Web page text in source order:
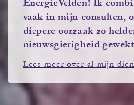
EnergieVelden! Ik
vaak in mijn consulten,
diepere oorzaak zo
nieuwsgierigheid
Lees meer over al mijn